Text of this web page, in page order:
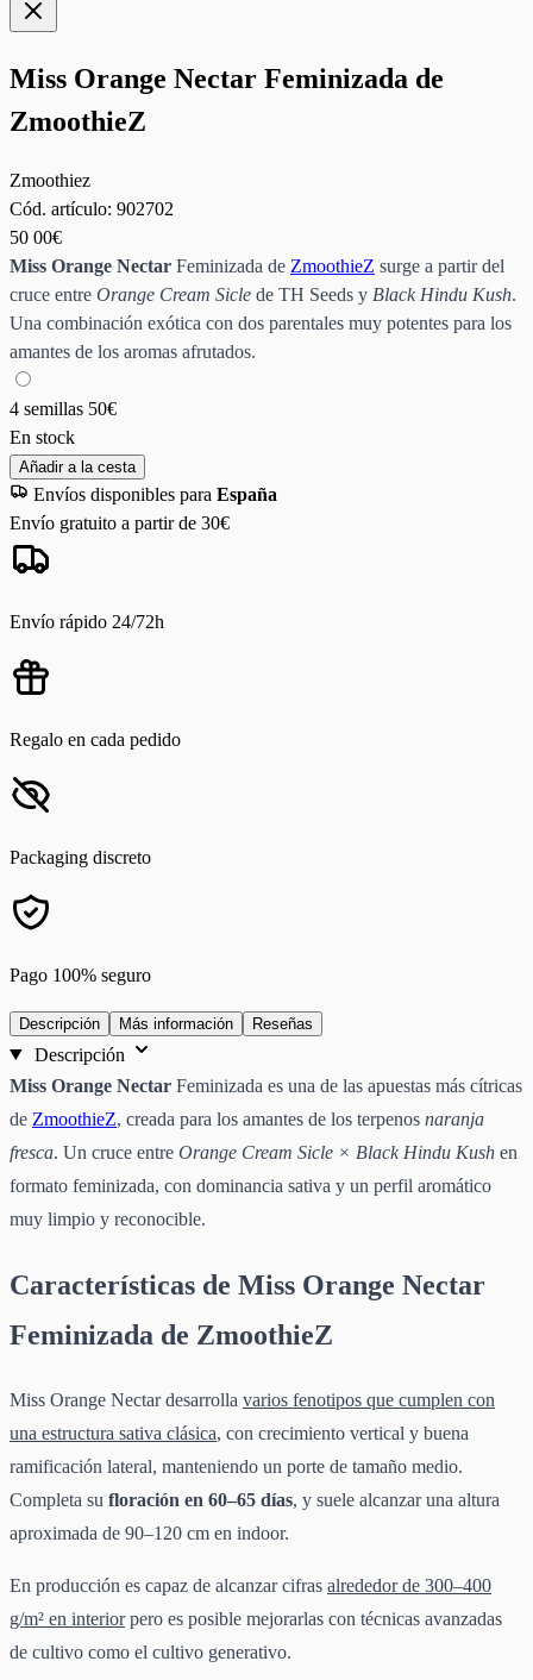
Miss Orange Nectar Feminizada de
ZmoothieZ
Zmoothiez
Cód. artículo: 902702
50 00€
Miss Orange Nectar Feminizada de ZmoothieZ surge a partir del
cruce entre Orange Cream Sicle de TH Seeds y Black Hindu Kush.
Una combinación exótica con dos parentales muy potentes para los
amantes de los aromas afrutados.
4 semillas 50€
En stock
Añadir a la cesta
Envíos disponibles para España
Envío gratuito a partir de 30€
Envío rápido 24/72h
Regalo en cada pedido
Packaging discreto
Pago 100% seguro
Descripción Más información Reseñas
Descripción
Miss Orange Nectar Feminizada es una de las apuestas más cítricas
de ZmoothieZ, creada para los amantes de los terpenos naranja
fresca. Un cruce entre Orange Cream Sicle × Black Hindu Kush en
formato feminizada, con dominancia sativa y un perfil aromático
muy limpio y reconocible.
Características de Miss Orange Nectar
Feminizada de ZmoothieZ
Miss Orange Nectar desarrolla varios fenotipos que cumplen con
una estructura sativa clásica, con crecimiento vertical y buena
ramificación lateral, manteniendo un porte de tamaño medio.
Completa su floración en 60–65 días, y suele alcanzar una altura
aproximada de 90–120 cm en indoor.
En producción es capaz de alcanzar cifras alrededor de 300–400
g/m² en interiorpero es posible mejorarlas con técnicas avanzadas
de cultivo como el cultivo generativo.